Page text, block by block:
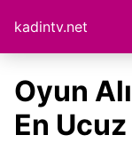
kadintv.net
Oyun
En